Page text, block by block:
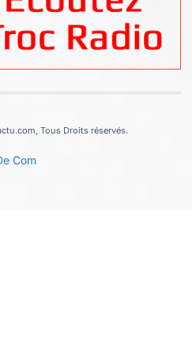
Tous Droits réservés.
Com